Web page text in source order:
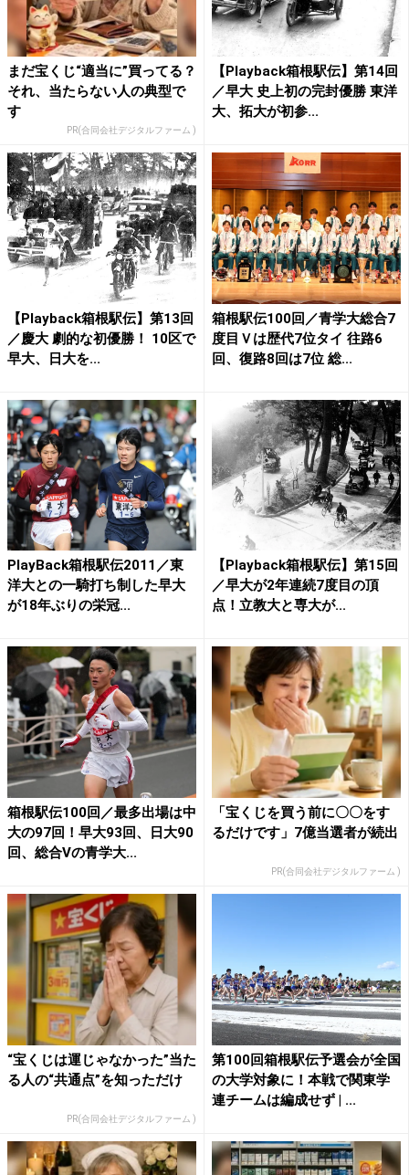
まだ宝くじ“適当に”買ってる？
それ、当たらない人の典型で
す
PR(合同会社デジタルファーム )
【Playback箱根駅伝】第14回
／早大 史上初の完封優勝 東洋
大、拓大が初参...
【Playback箱根駅伝】第13回
／慶大 劇的な初優勝！ 10区で
早大、日大を...
箱根駅伝100回／青学大総合7
度目Ｖは歴代7位タイ 往路6
回、復路8回は7位 総...
PlayBack箱根駅伝2011／東
洋大との一騎打ち制した早大
が18年ぶりの栄冠...
【Playback箱根駅伝】第15回
／早大が2年連続7度目の頂
点！立教大と専大が...
箱根駅伝100回／最多出場は中
大の97回！早大93回、日大90
回、総合Vの青学大...
「宝くじを買う前に〇〇をす
るだけです」7億当選者が続出
PR(合同会社デジタルファーム )
“宝くじは運じゃなかった”当た
る人の“共通点”を知っただけ
PR(合同会社デジタルファーム )
第100回箱根駅伝予選会が全国
の大学対象に！本戦で関東学
連チームは編成せず | ...